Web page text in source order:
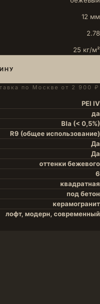
12 мм
2.78
25 кг/м²
по Москве от 2 900 ₽
PEI IV
да
BIa (< 0,5%)
R9 (общее использование)
Да
Да
оттенки бежевого
6
квадратная
под бетон
керамогранит
лофт, модерн, современный